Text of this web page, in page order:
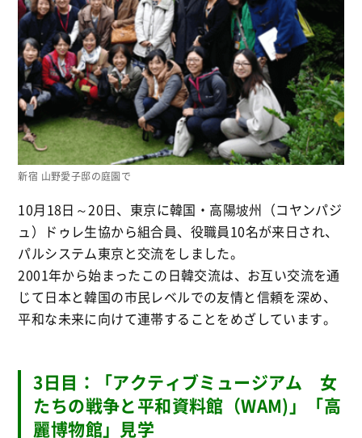
新宿 山野愛子邸の庭園で
10月18日～20日、東京に韓国・高陽坡州（コヤンパジ
ュ）ドゥレ生協から組合員、役職員10名が来日され、
パルシステム東京と交流をしました。
2001年から始まったこの日韓交流は、お互い交流を通
じて日本と韓国の市民レベルでの友情と信頼を深め、
平和な未来に向けて連帯することをめざしています。
3日目：「アクティブミュージアム 女
たちの戦争と平和資料館（WAM)」「高
麗博物館」見学